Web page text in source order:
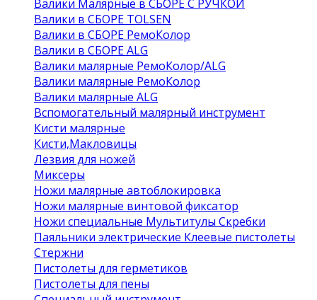
Валики Малярные в СБОРЕ С РУЧКОЙ
Валики в СБОРЕ TOLSEN
Валики в СБОРЕ РемоКолор
Валики в СБОРЕ ALG
Валики малярные РемоКолор/ALG
Валики малярные РемоКолор
Валики малярные ALG
Вспомогательный малярный инструмент
Кисти малярные
Кисти,Макловицы
Лезвия для ножей
Миксеры
Ножи малярные автоблокировка
Ножи малярные винтовой фиксатор
Ножи специальные Мультитулы Скребки
Паяльники электрические Клеевые пистолеты
Стержни
Пистолеты для герметиков
Пистолеты для пены